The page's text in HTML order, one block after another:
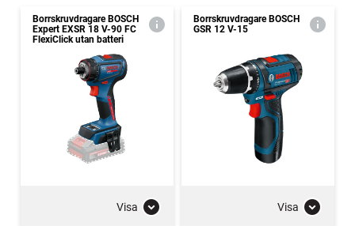
Borrskruvdragare BOSCH
Expert EXSR 18 V-90 FC
FlexiClick utan batteri
Visa
Borrskruvdragare BOSCH
GSR 12 V-15
Visa